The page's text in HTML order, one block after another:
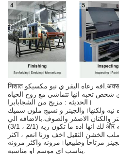
निशात افه رعاه البقر ي نيو مكسيكو.अक्सासा मंन एक्ल الحريه।الحريه تعني
شخص تحبه انها تتماشي مع روح الحياه
الحديثه : مزيج من الشجابابرا।
والجينز و نسيج ملون سميك।وهي مصنوعه اساسا من ماده نيه ولكنها
والكتان الاصفر والصوف.بالاضافه الي
الخشن الثقيل اخف وزنا انعم ، اكثر
مرونه واكثر مرونه।انها تجعل الجينز مرتاحا وطبيعيا।وعلاوه لي ذلك و